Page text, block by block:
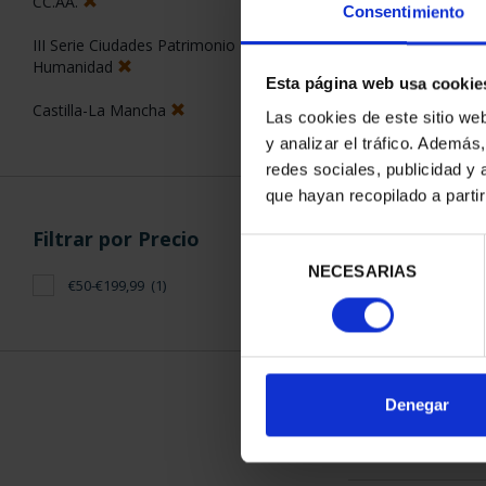
Consentimiento
Esta página web usa
Las cookies de este sitio
y analizar el tráfico.
redes sociales, publicidad y
que hayan recopilado a
consentimiento
NECESARIAS
Denegar
III Serie Ciudades Patrimonio de la
Humanidad
Castilla-La Mancha
Filtrar por Precio
€50-€199,99 (1)
CIUDADES
ORDENAR POR: